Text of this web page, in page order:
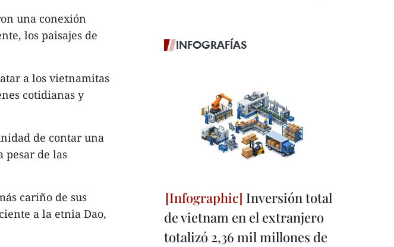
una conexión
los paisajes de
a los vietnamitas
cotidianas y
de contar una
pesar de las
cariño de sus
a la etnia Dao,
INFOGRAFÍAS
Inversión total
de vietnam en el extranjero
totalizó 2,36 mil millones de